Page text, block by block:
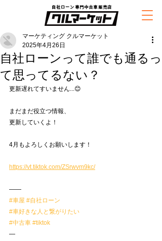
自社ローン専門中古車販売店
自社ローンって誰でも通るっ
て思ってるない？
マーケティング クルマーケット
2025年4月26日
更新遅れてすいません...😊
まだまだ役立つ情報、
更新していくよ！
4月もよろしくお願いします！
https://vt.tiktok.com/ZSrwvm9kc/
——
#車屋 #自社ローン
#車好きな人と繋がりたい
#中古車 #tiktok
—